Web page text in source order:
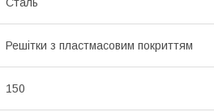
Решітки з пластмасовим покриттям
150